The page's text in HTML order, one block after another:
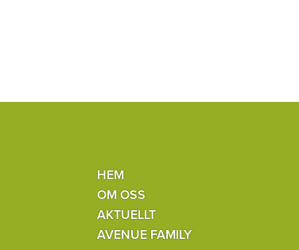
HEM
OM OSS
AKTUELLT
AVENUE FAMILY